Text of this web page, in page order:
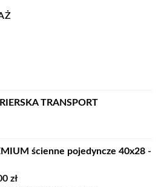
TRANSPORT
ścienne pojedyncze 40x28 -
złAktualna